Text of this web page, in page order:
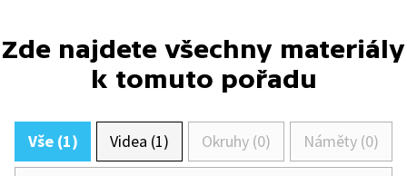
Zde najdete všechny materiály
k tomuto pořadu
Vše (1) Videa (1) Okruhy (0) Náměty (0)